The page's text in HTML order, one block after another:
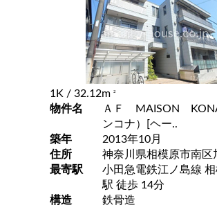
1K / 32.12m 2
物件名
ＡＦ MAISON
ンコナ）[ヘー..
築年
2013年10月
住所
神奈川県相模原市南区
最寄駅
小田急電鉄江ノ島線
駅 徒歩 14分
構造
鉄骨造